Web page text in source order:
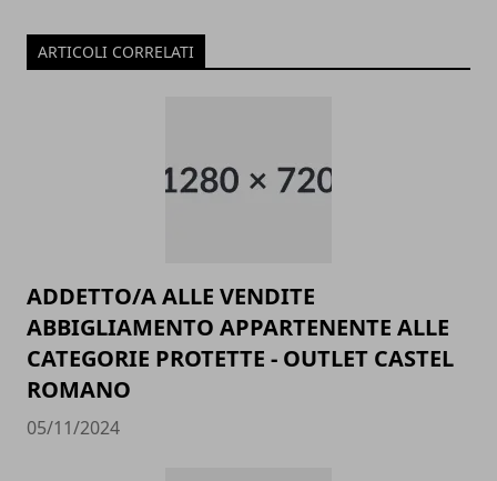
ARTICOLI CORRELATI
ADDETTO/A ALLE VENDITE
ABBIGLIAMENTO APPARTENENTE ALLE
CATEGORIE PROTETTE - OUTLET CASTEL
ROMANO
05/11/2024